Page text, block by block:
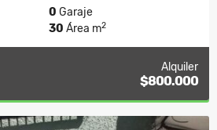
0 Garaje
30 Área m2
Alquiler
$800.000